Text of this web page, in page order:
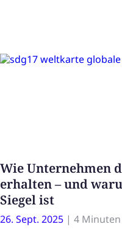
Wie Unternehmen
erhalten – und
Siegel ist
26. Sept. 2025 | 4